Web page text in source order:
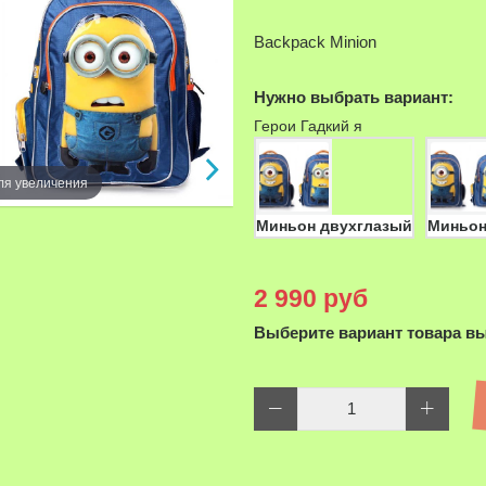
увеличения
Наведите
Backpack Minion
Нужно выбрать вариант:
Герои Гадкий я
Миньон двухглазый
2 990 руб
Выберите вариант товара